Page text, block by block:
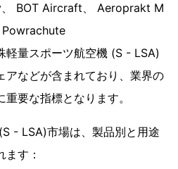
BOT Aircraft、 Aeroprakt M
軽量スポーツ航空機 (S - LSA)
アなどが含まれており、業界の
要な指標となります。
- LSA)市場は、製品別と用途
す：